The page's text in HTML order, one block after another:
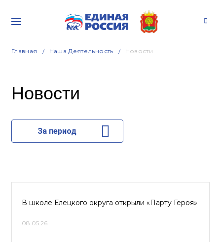
Главная Наша Деятельность Новости
Новости
За период
В школе Елецкого округа открыли «Парту Героя»
08.05.26